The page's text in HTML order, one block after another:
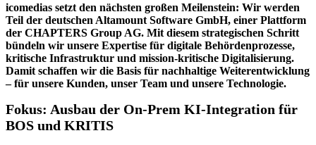
icomedias setzt den nächsten großen Meilenstein: Wir werden
Teil der deutschen Altamount Software GmbH, einer Plattform
der CHAPTERS Group AG. Mit diesem strategischen Schritt
bündeln wir unsere Expertise für digitale Behördenprozesse,
kritische Infrastruktur und mission-kritische Digitalisierung.
Damit schaffen wir die Basis für nachhaltige Weiterentwicklung
– für unsere Kunden, unser Team und unsere Technologie.
Fokus: Ausbau der On-Prem KI-Integration für
BOS und KRITIS